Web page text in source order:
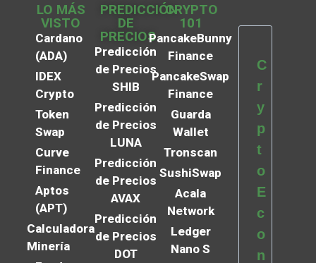
LO MÁS
VISTO
Cardano
(ADA)
IDEX
Crypto
Token
Swap
Curve
Finance
Aptos
(APT)
Calculadora
Minería
PREDICCIÓN
DE
PRECIOS
Predicción
de Precios
SHIB
Predicción
de Precios
LUNA
Predicción
de Precios
AVAX
Predicción
de Precios
DOT
CRYPTO
101
PancakeBunny
Finance
PancakeSwap
Finance
Guarda
Wallet
Tronscan
SushiSwap
Acala
Network
Ledger
Nano S
C
r
y
p
t
o
E
c
o
n